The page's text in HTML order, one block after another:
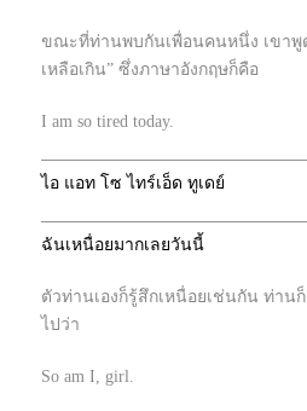
ขณะที่ท่านพบกันเพื่อนคนหนึ่ง เขาพู
เหลือเกิน” ซึ่งภาษาอังกฤษก็คือ
I am so tired today.
ไอ แอท โซ ไทร์เอ็ด ทูเดย์
ฉันเหนื่อยมากเลยวันนี้
ตัวท่านเองก็รู้สึกเหนื่อยเช่นกัน ท่าน
ไปว่า
So am I, girl.